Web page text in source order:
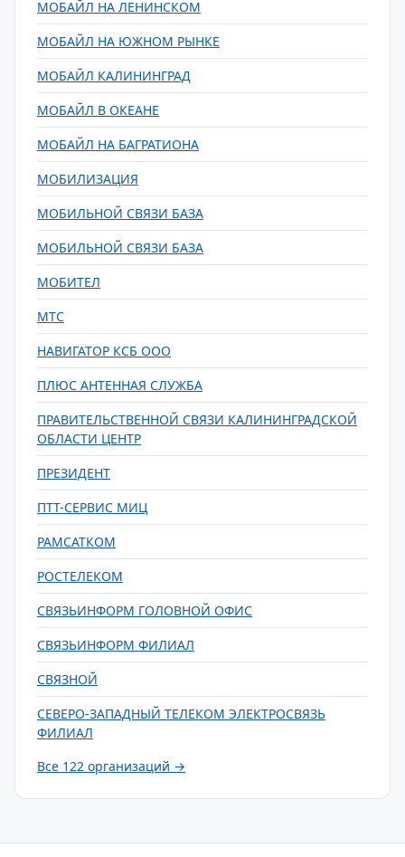
МОБАЙЛ НА ЛЕНИНСКОМ
МОБАЙЛ НА ЮЖНОМ РЫНКЕ
МОБАЙЛ КАЛИНИНГРАД
МОБАЙЛ В ОКЕАНЕ
МОБАЙЛ НА БАГРАТИОНА
МОБИЛИЗАЦИЯ
МОБИЛЬНОЙ СВЯЗИ БАЗА
МОБИЛЬНОЙ СВЯЗИ БАЗА
МОБИТЕЛ
МТС
НАВИГАТОР КСБ ООО
ПЛЮС АНТЕННАЯ СЛУЖБА
ПРАВИТЕЛЬСТВЕННОЙ СВЯЗИ КАЛИНИНГРАДСКОЙ
ОБЛАСТИ ЦЕНТР
ПРЕЗИДЕНТ
ПТТ-СЕРВИС МИЦ
РАМСАТКОМ
РОСТЕЛЕКОМ
СВЯЗЬИНФОРМ ГОЛОВНОЙ ОФИС
СВЯЗЬИНФОРМ ФИЛИАЛ
СВЯЗНОЙ
СЕВЕРО-ЗАПАДНЫЙ ТЕЛЕКОМ ЭЛЕКТРОСВЯЗЬ
ФИЛИАЛ
Все 122 организаций →